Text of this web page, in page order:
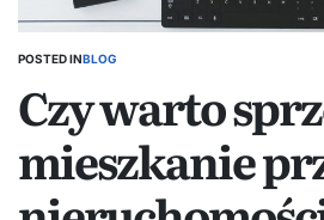
POSTED INBLOG
Czy warto
mieszkanie